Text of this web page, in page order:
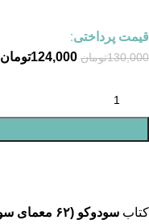
قیمت پرداختی:
130,000تومان 124,000تومان
کتاب سودوکو (۶۲ معمای سودوکو)